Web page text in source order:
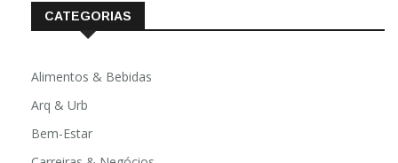
CATEGORIAS
Alimentos & Bebidas
Arq & Urb
Bem-Estar